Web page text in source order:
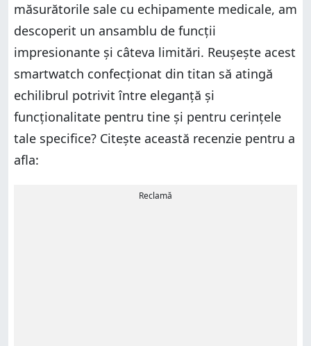
măsurătorile sale cu echipamente medicale, am
descoperit un ansamblu de funcții
impresionante și câteva limitări. Reușește acest
smartwatch confecționat din titan să atingă
echilibrul potrivit între eleganță și
funcționalitate pentru tine și pentru cerințele
tale specifice? Citește această recenzie pentru a
afla:
Reclamă